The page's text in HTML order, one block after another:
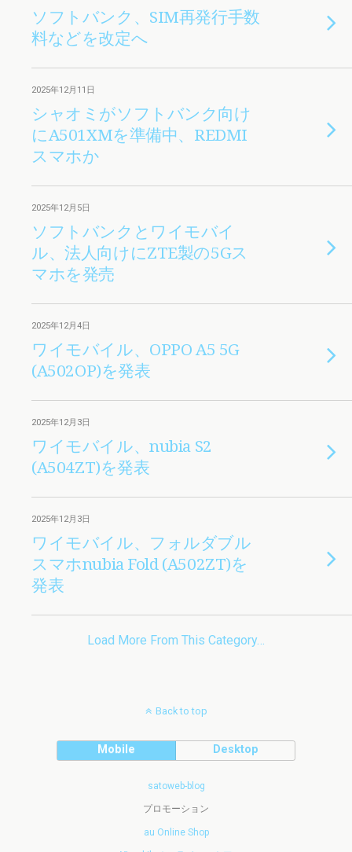
ソフトバンク、SIM再発行手数
料などを改定へ
2025年12月11日
シャオミがソフトバンク向け
にA501XMを準備中、REDMI
スマホか
2025年12月5日
ソフトバンクとワイモバイ
ル、法人向けにZTE製の5Gス
マホを発売
2025年12月4日
ワイモバイル、OPPO A5 5G
(A502OP)を発表
2025年12月3日
ワイモバイル、nubia S2
(A504ZT)を発表
2025年12月3日
ワイモバイル、フォルダブル
スマホnubia Fold (A502ZT)を
発表
Load More From This Category…
Back to top
Mobile Desktop
satoweb-blog
プロモーション
au Online Shop